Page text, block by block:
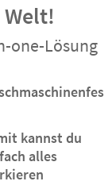
one-Lösung
kannst du
alles